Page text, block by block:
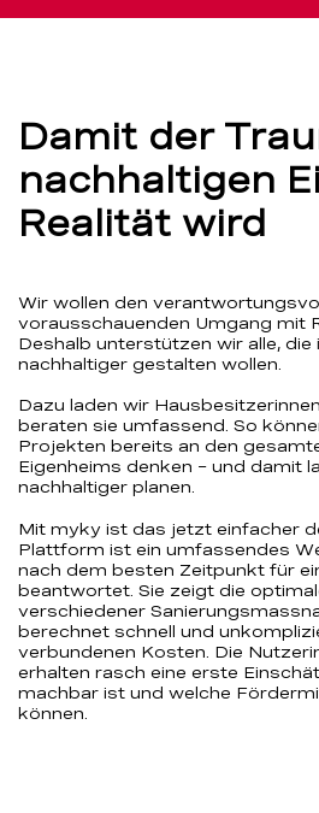
Damit der
nachhaltigen
Realität wird
Wir wollen den
vorausschauenden Umgang mit
Deshalb unterstützen wir alle, die
nachhaltiger gestalten wollen.
Dazu laden wir
beraten sie umfassend. So
Projekten bereits an den
Eigenheims denken – und damit
nachhaltiger planen.
Mit myky ist das jetzt einfacher
Plattform ist ein umfassendes
nach dem besten Zeitpunkt für
beantwortet. Sie zeigt die
verschiedener
berechnet schnell und
verbundenen Kosten. Die
erhalten rasch eine erste
machbar ist und welche
können.